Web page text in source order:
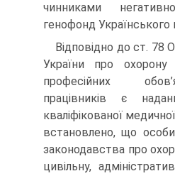
чинниками
генофонд Українського
Відповідно до ст. 78
України про охорону
професійних
працівників є
кваліфікованої
встановлено, що
законодавства про
цивільну,